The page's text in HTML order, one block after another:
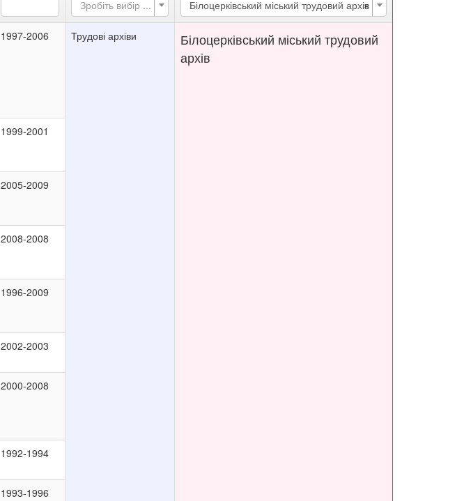
Зробіть вибір ... ×
Білоцерківський міський трудовий архів
1997-2006 Трудові архіви
Білоцерківський міський трудовий
архів
1999-2001
2005-2009
2008-2008
1996-2009
2002-2003
2000-2008
1992-1994
1993-1996